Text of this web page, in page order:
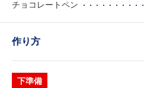
チョコレートペン
作り方
下準備